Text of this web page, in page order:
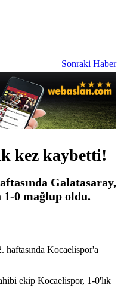
Sonraki Haber
kez kaybetti!
Galatasaray,
0 mağlup oldu.
haftasında Kocaelispor'a
ekip Kocaelispor, 1-0'lık